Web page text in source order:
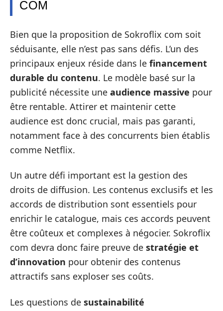
COM
Bien que la proposition de Sokroflix com soit
séduisante, elle n’est pas sans défis. L’un des
principaux enjeux réside dans le financement
durable du contenu. Le modèle basé sur la
publicité nécessite une audience massive pour
être rentable. Attirer et maintenir cette
audience est donc crucial, mais pas garanti,
notamment face à des concurrents bien établis
comme Netflix.
Un autre défi important est la gestion des
droits de diffusion. Les contenus exclusifs et les
accords de distribution sont essentiels pour
enrichir le catalogue, mais ces accords peuvent
être coûteux et complexes à négocier. Sokroflix
com devra donc faire preuve de stratégie et
d’innovation pour obtenir des contenus
attractifs sans exploser ses coûts.
Les questions de sustainabilité